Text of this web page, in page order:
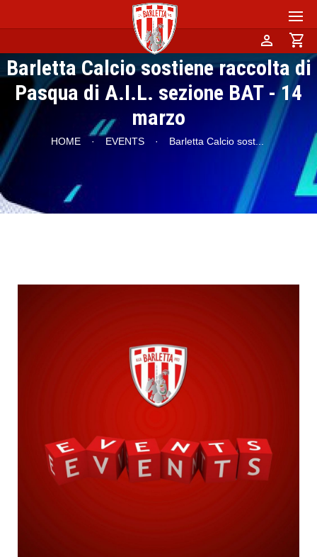
person shopping_cart
Barletta Calcio sostiene raccolta di
Pasqua di A.I.L. sezione BAT - 14
marzo
HOME · EVENTS · Barletta Calcio sost...